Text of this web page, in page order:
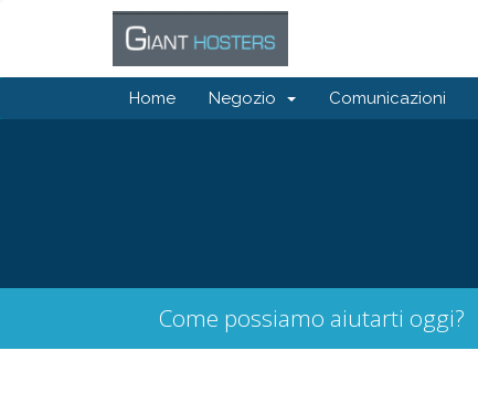
Home Negozio Comunicazioni
Come possiamo aiutarti oggi?